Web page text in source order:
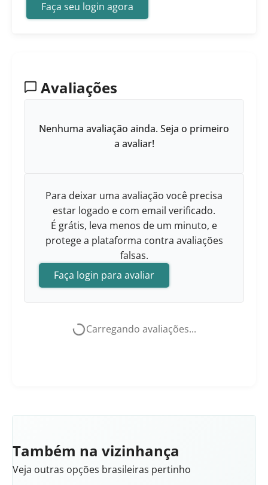
Faça seu login agora
Avaliações
Nenhuma avaliação ainda. Seja o primeiro
a avaliar!
Para deixar uma avaliação você precisa
estar logado e com email verificado.
É grátis, leva menos de um minuto, e
protege a plataforma contra avaliações
falsas.
Faça login para avaliar
Carregando avaliações...
Também na vizinhança
Veja outras opções brasileiras pertinho